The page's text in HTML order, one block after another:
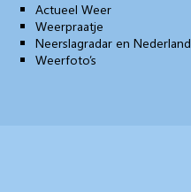
Actueel Weer
Weerpraatje
Neerslagradar en Nederland
Weerfoto’s